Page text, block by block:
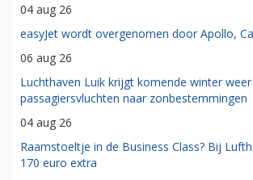
04 aug 26
easyJet wordt overgenomen door Apollo,
06 aug 26
Luchthaven Luik krijgt komende winter weer
passagiersvluchten naar zonbestemmingen
04 aug 26
Raamstoeltje in de Business Class? Bij
170 euro extra